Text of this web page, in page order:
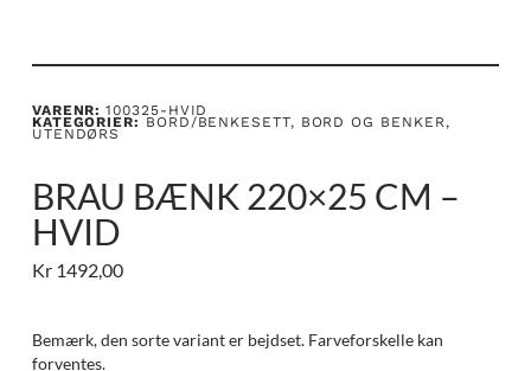
VARENR:100325-HVID
KATEGORIER: BORD/BENKESETT, BORD OG BENKER,
UTENDØRS
BRAU BÆNK 220×25 CM –
HVID
Kr1492,00
Bemærk, den sorte variant er bejdset. Farveforskelle kan
forventes.